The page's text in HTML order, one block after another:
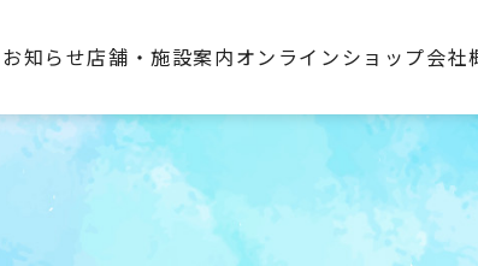
お知らせ店舗・施設案内オンラインショップ会社